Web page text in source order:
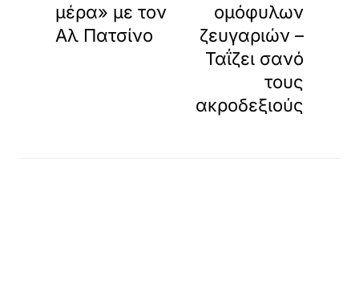
μέρα» με τον
Αλ Πατσίνο
ομόφυλων
ζευγαριών –
Ταΐζει σανό
τους
ακροδεξιούς